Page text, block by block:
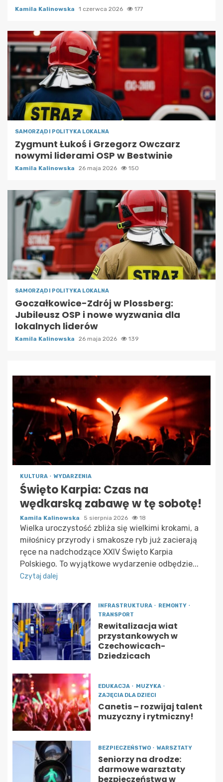
Kamila Kalinowska 1 czerwca 2026 177
SAMORZĄD I POLITYKA LOKALNA
Zygmunt Łukoś i Grzegorz Owczarz
nowymi liderami OSP w Bestwinie
Kamila Kalinowska 26 maja 2026 150
SAMORZĄD I POLITYKA LOKALNA
Goczałkowice-Zdrój w Plossberg:
Jubileusz OSP i nowe wyzwania dla
lokalnych liderów
Kamila Kalinowska 26 maja 2026 139
KULTURA WYDARZENIA
Święto Karpia: Czas na
wędkarską zabawę w tę sobotę!
Kamila Kalinowska 5 sierpnia 2026 18
Wielka uroczystość zbliża się wielkimi krokami, a
miłośnicy przyrody i smakosze ryb już zacierają
ręce na nadchodzące XXIV Święto Karpia
Polskiego. To wyjątkowe wydarzenie odbędzie...
Czytaj dalej
INFRASTRUKTURA
REMONTY
TRANSPORT
Rewitalizacja wiat
przystankowych w
Czechowicach-
Dziedzicach
EDUKACJA
MUZYKA
ZAJĘCIA DLA DZIECI
Canetis – rozwijaj talent
muzyczny i rytmiczny!
BEZPIECZEŃSTWO WARSZTATY
Seniorzy na drodze:
darmowe warsztaty
bezpieczeństwa w